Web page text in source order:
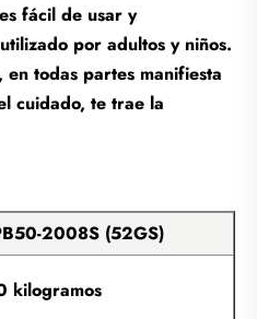
fácil de usar y
por adultos y niños.
todas partes manifiesta
cuidado, te trae la
2008S (52GS)
kilogramos